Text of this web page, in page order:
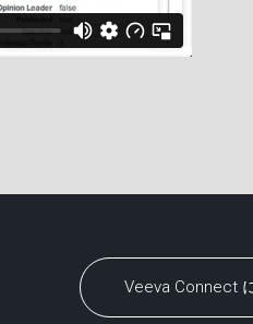
Veeva Connect